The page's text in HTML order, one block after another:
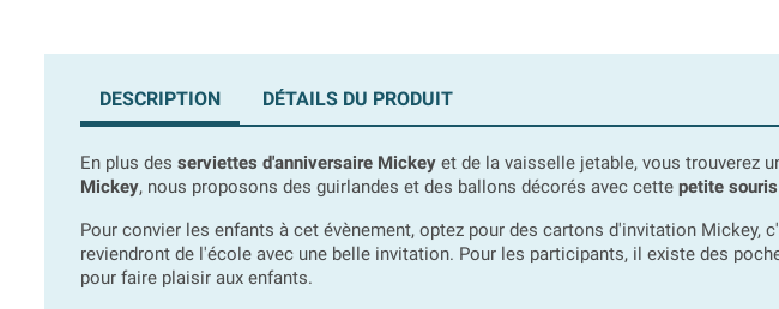
DESCRIPTION DÉTAILS DU PRODUIT
En plus des serviettes d'anniversaire Mickey et de la vaisselle jetable, vous trouverez
Mickey, nous proposons des guirlandes et des ballons décorés avec cette petite
Pour convier les enfants à cet évènement, optez pour des cartons d'invitation
reviendront de l'école avec une belle invitation. Pour les participants, il existe des
pour faire plaisir aux enfants.